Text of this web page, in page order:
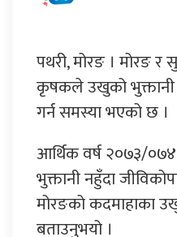
पथरी, मोरङ । मोरङ
कृषकले उखुको भुक्तानी
गर्न समस्या भएको छ ।
आर्थिक वर्ष २०७३/
भुक्तानी नहुँदा
मोरङको कदमाहाका
बताउनुभयो ।